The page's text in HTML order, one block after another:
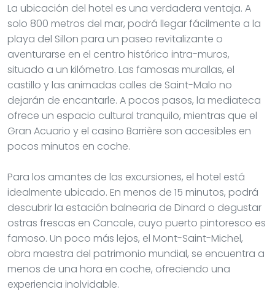
La ubicación del hotel es una verdadera ventaja. A
solo 800 metros del mar, podrá llegar fácilmente a la
playa del Sillon para un paseo revitalizante o
aventurarse en el centro histórico intra-muros,
situado a un kilómetro. Las famosas murallas, el
castillo y las animadas calles de Saint-Malo no
dejarán de encantarle. A pocos pasos, la mediateca
ofrece un espacio cultural tranquilo, mientras que el
Gran Acuario y el casino Barrière son accesibles en
pocos minutos en coche.
Para los amantes de las excursiones, el hotel está
idealmente ubicado. En menos de 15 minutos, podrá
descubrir la estación balnearia de Dinard o degustar
ostras frescas en Cancale, cuyo puerto pintoresco es
famoso. Un poco más lejos, el Mont-Saint-Michel,
obra maestra del patrimonio mundial, se encuentra a
menos de una hora en coche, ofreciendo una
experiencia inolvidable.